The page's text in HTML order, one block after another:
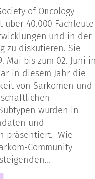
of Oncology
über 40.000 Fachleute
und in der
zu diskutieren. Sie
Mai bis zum 02. Juni
in diesem Jahr die
von Sarkomen und
wurden in
und
präsentiert. Wie
Community